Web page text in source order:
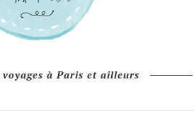
à Paris et ailleurs